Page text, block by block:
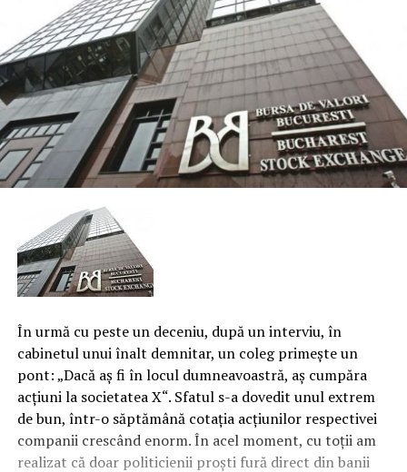
În urmă cu peste un deceniu, după un interviu, în
cabinetul unui înalt demnitar, un coleg primeşte un
pont: „Dacă aş fi în locul dumneavoastră, aş cumpăra
acţiuni la societatea X“. Sfatul s-a dovedit unul extrem
de bun, într-o săptămână cotaţia acţiunilor respectivei
companii crescând enorm. În acel moment, cu toţii am
realizat că doar politicienii proşti fură direct din banii